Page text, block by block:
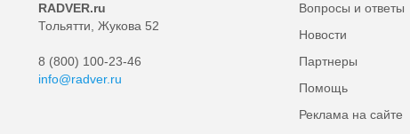
RADVER.ru
Тольятти, Жукова 52
8 (800) 100-23-46
info@radver.ru
Вопросы и ответы
Новости
Партнеры
Помощь
Реклама на сайте